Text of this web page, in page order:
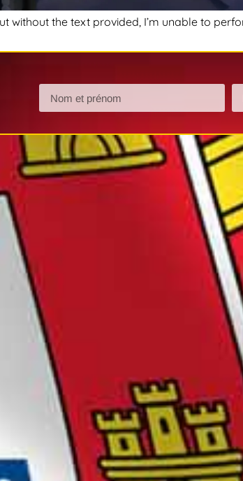
without the text provided, I’m unable to